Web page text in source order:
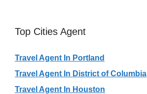
Top Cities Agent
Travel Agent In Portland
Travel Agent In District of Columbia
Travel Agent In Houston